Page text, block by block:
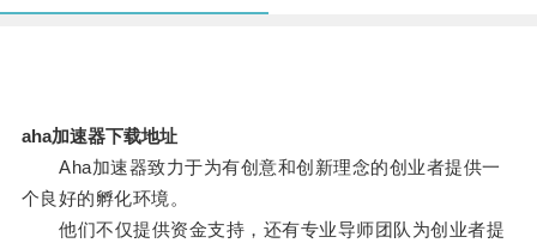
aha加速器下载地址
Aha加速器致力于为有创意和创新理念的创业者提供一
个良好的孵化环境。
他们不仅提供资金支持，还有专业导师团队为创业者提